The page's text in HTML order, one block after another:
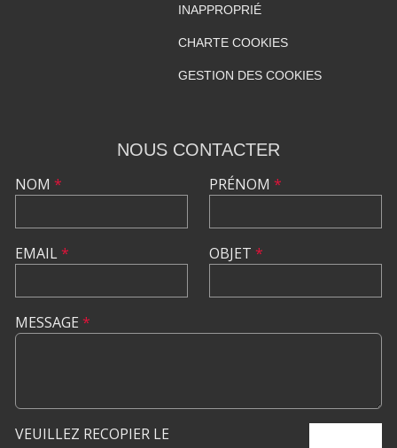
INAPPROPRIÉ
CHARTE COOKIES
GESTION DES COOKIES
NOUS CONTACTER
NOM *
EMAIL*
PRÉNOM *
OBJET *
MESSAGE *
VEUILLEZ RECOPIER LE